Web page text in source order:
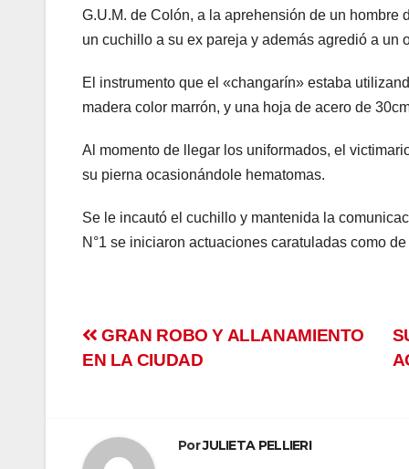
G.U.M. de Colón, a la aprehensión de un hombre
un cuchillo a su ex pareja y además agredió a un
El instrumento que el «changarín» estaba
madera color marrón, y una hoja de acero de
Al momento de llegar los uniformados, el
su pierna ocasionándole hematomas.
Se le incautó el cuchillo y mantenida la
N°1 se iniciaron actuaciones caratuladas como
Navegación
GRAN ROBO Y ALLANAMIENTO
EN LA CIUDAD
PorJULIETA PELLIERI